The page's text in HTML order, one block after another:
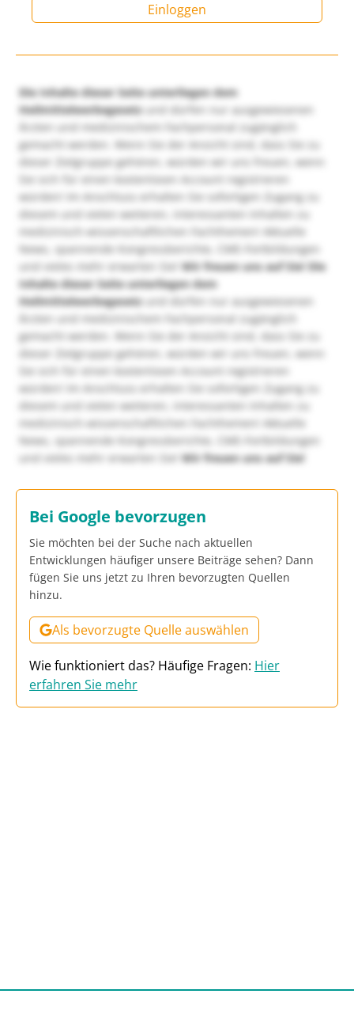
Einloggen
Die Inhalte dieser Seite unterliegen dem
Heilmittelwerbegesetzund dürfen nur ausgewiesenen
Ärzten und medizinischem Fachpersonal zugänglich
gemacht werden. Wenn Sie der Ansicht sind, dass Sie zu
dieser Zielgruppe gehören, würden wir uns freuen, wenn
Sie sich für einen kostenlosen Account registrieren
würden! Im Anschluss erhalten Sie sofortigen Zugang zu
diesem und vielen weiteren, interessanten Inhalten zu
medizinisch-wissenschaftlichen Fachthemen! Aktuelle
News, spannende Kongressberichte, CME-Fortbildungen
und vieles mehr erwarten Sie!Wir freuen uns auf Sie! Die
Inhalte dieser Seite unterliegen dem
Heilmittelwerbegesetzund dürfen nur ausgewiesenen
Ärzten und medizinischem Fachpersonal zugänglich
gemacht werden. Wenn Sie der Ansicht sind, dass Sie zu
dieser Zielgruppe gehören, würden wir uns freuen, wenn
Sie sich für einen kostenlosen Account registrieren
würden! Im Anschluss erhalten Sie sofortigen Zugang zu
diesem und vielen weiteren, interessanten Inhalten zu
medizinisch-wissenschaftlichen Fachthemen! Aktuelle
News, spannende Kongressberichte, CME-Fortbildungen
und vieles mehr erwarten Sie!Wir freuen uns auf Sie!
Bei Google bevorzugen
Sie möchten bei der Suche nach aktuellen
Entwicklungen häufiger unsere Beiträge sehen? Dann
fügen Sie uns jetzt zu Ihren bevorzugten Quellen
hinzu.
Als bevorzugte Quelle auswählen
Wie funktioniert das? Häufige Fragen: Hier
erfahren Sie mehr